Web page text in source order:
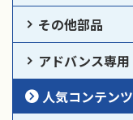
その他部品
アドバンス専用
人気コンテンツ